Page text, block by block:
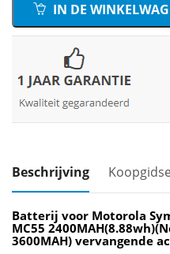
IN DE
Beschrijving
Batterij voor Motorola
MC55
3600MAH) vervangende